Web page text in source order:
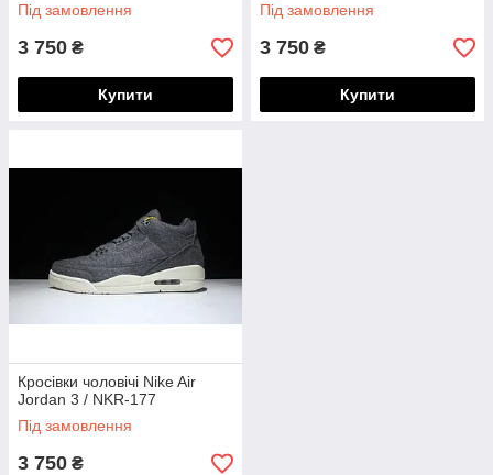
Під замовлення
3 750 ₴
Купити
Під замовлення
3 750 ₴
Купити
Кросівки чоловічі Nike Air
Jordan 3 / NKR-177
Під замовлення
3 750 ₴